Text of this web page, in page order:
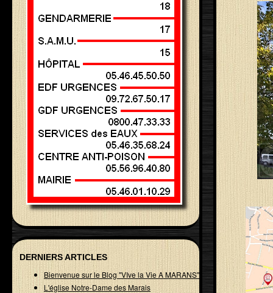
DERNIERS ARTICLES
Bienvenue sur le Blog "VIve la Vie A MARANS"
L'église Notre-Dame des Marais